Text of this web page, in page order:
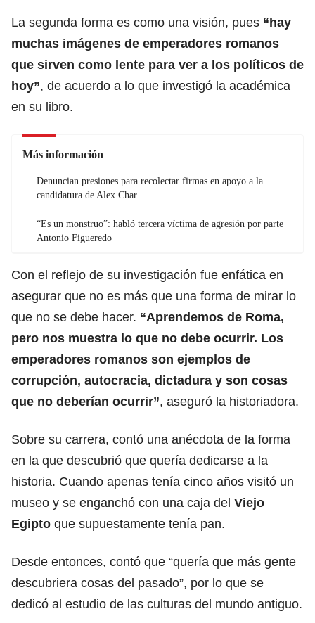
La segunda forma es como una visión, pues “hay
muchas imágenes de emperadores romanos
que sirven como lente para ver a los políticos de
hoy”, de acuerdo a lo que investigó la académica
en su libro.
Más información
Denuncian presiones para recolectar firmas en apoyo a la
candidatura de Alex Char
“Es un monstruo”: habló tercera víctima de agresión por parte
Antonio Figueredo
Con el reflejo de su investigación fue enfática en
asegurar que no es más que una forma de mirar lo
que no se debe hacer. “Aprendemos de Roma,
pero nos muestra lo que no debe ocurrir. Los
emperadores romanos son ejemplos de
corrupción, autocracia, dictadura y son cosas
que no deberían ocurrir”, aseguró la historiadora.
Sobre su carrera, contó una anécdota de la forma
en la que descubrió que quería dedicarse a la
historia. Cuando apenas tenía cinco años visitó un
museo y se enganchó con una caja del Viejo
Egipto que supuestamente tenía pan.
Desde entonces, contó que “quería que más gente
descubriera cosas del pasado”, por lo que se
dedicó al estudio de las culturas del mundo antiguo.